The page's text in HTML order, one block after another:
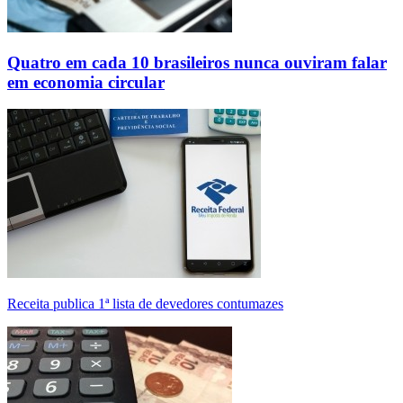
Quatro em cada 10 brasileiros nunca ouviram falar
em economia circular
Receita publica 1ª lista de devedores contumazes